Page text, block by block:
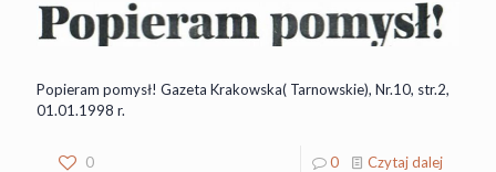
Popieram pomysł! Gazeta Krakowska( Tarnowskie), Nr.10, str.2,
01.01.1998 r.
0 0 Czytaj dalej